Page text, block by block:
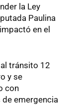
la Ley
Paulina
en el
tránsito 12
y se
con
emergencia